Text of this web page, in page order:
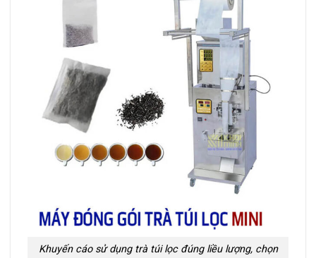
Khuyến cáo sử dụng trà túi lọc đúng liều lượng, chọn